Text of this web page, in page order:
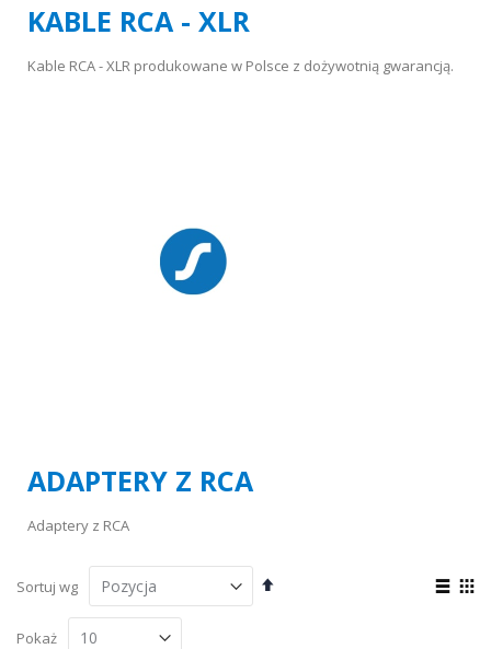
KABLE RCA - XLR
Kable RCA - XLR produkowane w Polsce z dożywotnią gwarancją.
ADAPTERY Z RCA
Adaptery z RCA
Sortuj wg
Ustaw
Pokaż